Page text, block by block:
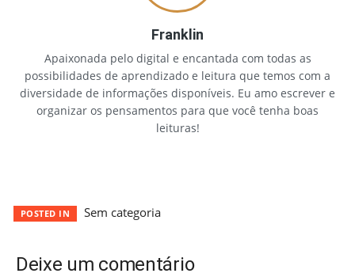
Franklin
Apaixonada pelo digital e encantada com todas as
possibilidades de aprendizado e leitura que temos com a
diversidade de informações disponíveis. Eu amo escrever e
organizar os pensamentos para que você tenha boas
leituras!
POSTED IN Sem categoria
Deixe um comentário